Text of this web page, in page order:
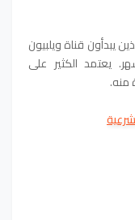
يبدأون قناة ويلبيون
يعتمد الكثير على
منه.